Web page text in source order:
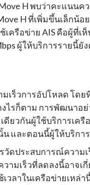
H พบว่าคะแนนค
H ที่เพิ่มขึ้นเล็กน้
เครือข่าย AIS คือผู้ที่
ผู้ให้บริการรายนี้
เร็วการอัปโหลด โด
รก็ตาม การพัฒนาอย่
ยวกันผู้ใช้บริการเค
และตอนนี้ผู้ให้บริกา
ดประสบการณ์ความเ
ามเร็วที่ลดลงนี้อาจ
เวลาในเครือข่ายเห